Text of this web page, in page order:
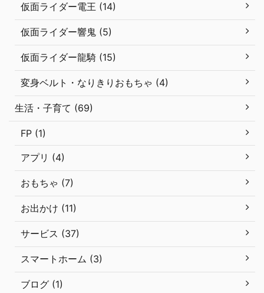
仮面ライダー電王 (14)
仮面ライダー響鬼 (5)
仮面ライダー龍騎 (15)
変身ベルト・なりきりおもちゃ (4)
生活・子育て (69)
FP (1)
アプリ (4)
おもちゃ (7)
お出かけ (11)
サービス (37)
スマートホーム (3)
ブログ (1)